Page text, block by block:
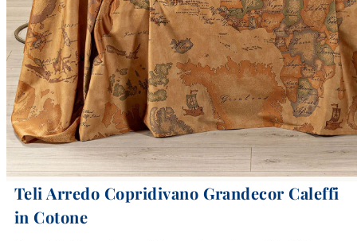
Teli Arredo Copridivano Grandecor Caleffi
in Cotone